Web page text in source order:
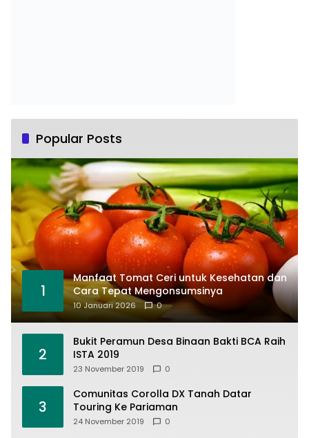
Popular Posts
1
Manfaat Tomat Ceri untuk Kesehatan dan
Cara Tepat Mengonsumsinya
10 Januari 2026 0
2
Bukit Peramun Desa Binaan Bakti BCA Raih
ISTA 2019
23 November 2019 0
3
Comunitas Corolla DX Tanah Datar
Touring Ke Pariaman
24 November 2019 0